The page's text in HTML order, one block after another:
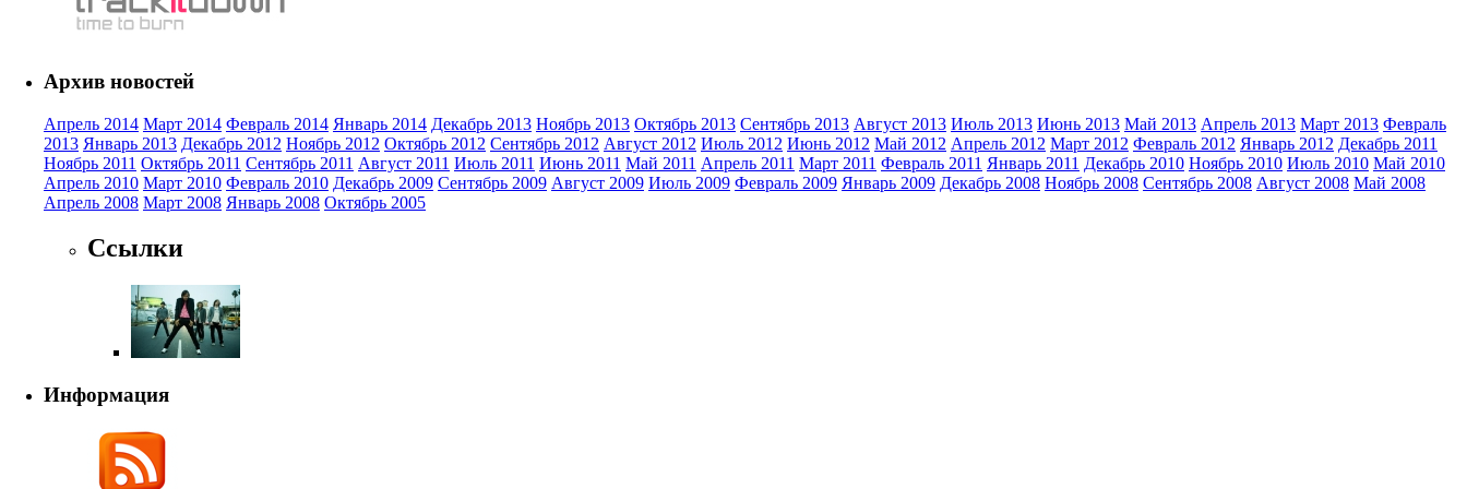
Архив новостей
Апрель 2014 Март 2014 Февраль 2014 Январь 2014 Декабрь 2013 Ноябрь 2013 Октябрь 2013 Сентябрь 2013 Август 2013 Июль 2013 Июнь 2013 Май 2013 Апрель 2013 Март 2013 Февраль
2013 Январь 2013 Декабрь 2012 Ноябрь 2012 Октябрь 2012 Сентябрь 2012 Август 2012 Июль 2012 Июнь 2012 Май 2012 Апрель 2012 Март 2012 Февраль 2012 Январь 2012 Декабрь 2011
Ноябрь 2011 Октябрь 2011 Сентябрь 2011 Август 2011 Июль 2011 Июнь 2011 Май 2011 Апрель 2011 Март 2011 Февраль 2011 Январь 2011 Декабрь 2010 Ноябрь 2010 Июль 2010 Май 2010
Апрель 2010 Март 2010 Февраль 2010 Декабрь 2009 Сентябрь 2009 Август 2009 Июль 2009 Февраль 2009 Январь 2009 Декабрь 2008 Ноябрь 2008 Сентябрь 2008 Август 2008 Май 2008
Апрель 2008 Март 2008 Январь 2008 Октябрь 2005
Ссылки
Информация